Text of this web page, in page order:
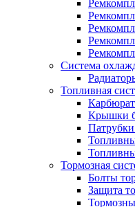
Система
Топливная
Крышки
Тормозная
Болты
Защита